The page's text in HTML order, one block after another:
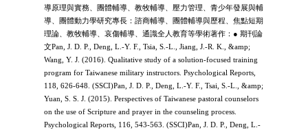
導原理與實務、團體輔導、教牧輔導、壓力管理、青少年發展與輔
導、團體動力學研究專長：諮商輔導、團體輔導與歷程、焦點短期
理論、教牧輔導、哀傷輔導、通識全人教育等學術著作：● 期刊論
文Pan, J. D. P., Deng, L.-Y. F., Tsia, S.-L., Jiang, J.-R. K., &amp;
Wang, Y. J. (2016). Qualitative study of a solution-focused training
program for Taiwanese military instructors. Psychological Reports,
118, 626-648. (SSCI)Pan, J. D. P., Deng, L.-Y. F., Tsai, S.-L., &amp;
Yuan, S. S. J. (2015). Perspectives of Taiwanese pastoral counselors
on the use of Scripture and prayer in the counseling process.
Psychological Reports, 116, 543-563. (SSCI)Pan, J. D. P., Deng, L.-